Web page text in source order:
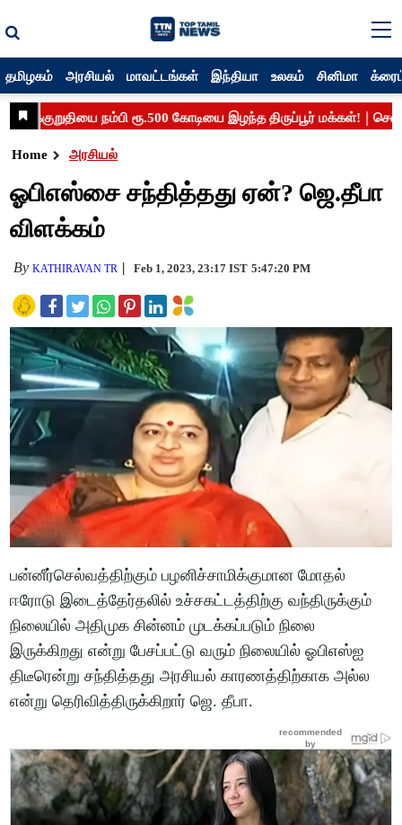
தமிழகம் அரசியல் மாவட்டங்கள் இந்தியா உலகம் சினிமா
Home அரசியல்
ஓபிஎஸ்சை சந்தித்தது ஏன்? ஜெ.தீபா
விளக்கம்
ByKATHIRAVAN TR Feb 1, 2023, 23:17 IST 5:47:20 PM
பன்னீர்செல்வத்திற்கும் பழனிச்சாமிக்குமான மோதல்
ஈரோடு இடைத்தேர்தலில் உச்சகட்டத்திற்கு வந்திருக்கும்
நிலையில் அதிமுக சின்னம் முடக்கப்படும் நிலை
இருக்கிறது என்று பேசப்பட்டு வரும் நிலையில் ஓபிஎஸ்ஐ
திடீரென்று சந்தித்தது அரசியல் காரணத்திற்காக அல்ல
என்று தெரிவித்திருக்கிறார் ஜெ. தீபா.